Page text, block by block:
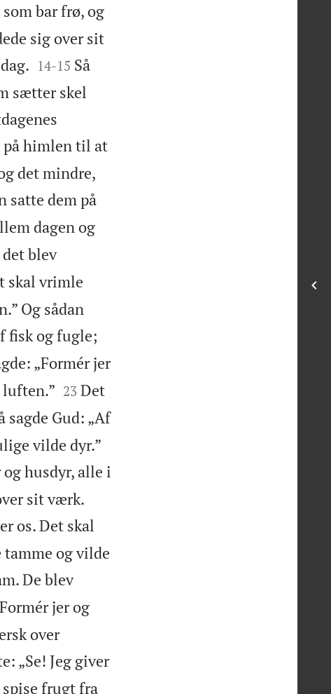
bar frø, og
sig over sit

14-15 Så
sætter skel
på himlen til at
det mindre,
satte dem på
dagen og
blev
skal vrimle
Og sådan
fisk og fugle;
„Formér jer
luften.”
23 Det
sagde Gud: „Af
vilde dyr.”
husdyr, alle i
sit værk.
os. Det skal
og vilde
De blev
jer og
over
„Se! Jeg giver
frugt fra